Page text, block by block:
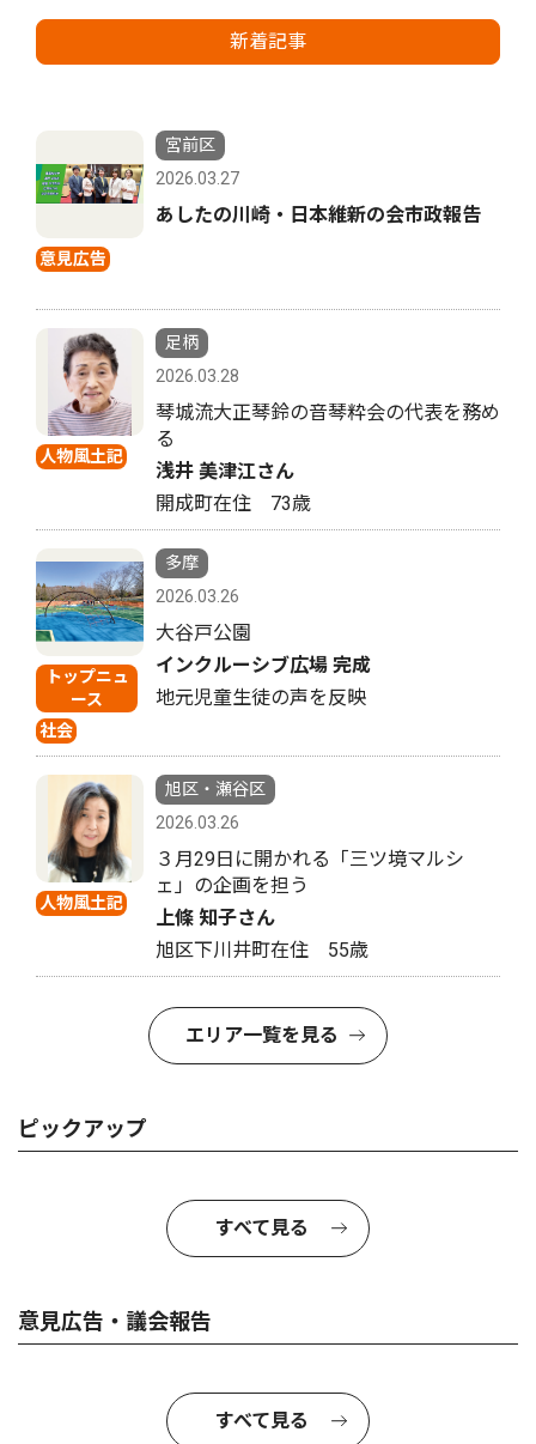
新着記事
意見広告
宮前区
2026.03.27
あしたの川崎・日本維新の会市政報告
人物風土記
足柄
2026.03.28
琴城流大正琴鈴の音琴粋会の代表を務め
る
浅井 美津江さん
開成町在住 73歳
トップニュ
ース
社会
多摩
2026.03.26
大谷戸公園
インクルーシブ広場 完成
地元児童生徒の声を反映
人物風土記
旭区・瀬谷区
2026.03.26
３月29日に開かれる「三ツ境マルシ
ェ」の企画を担う
上條 知子さん
旭区下川井町在住 55歳
エリア一覧を見る
ピックアップ
すべて見る
意見広告・議会報告
すべて見る